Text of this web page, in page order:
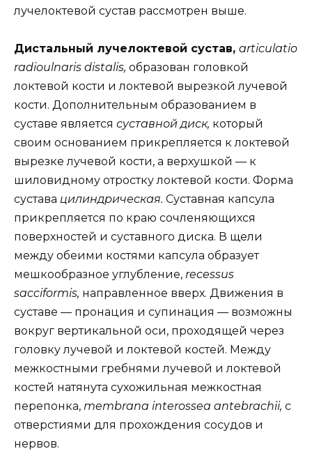
лучелоктевой сустав рассмотрен выше.
Дистальный лучелоктевой сустав, articulatio
radioulnaris distalis, образован головкой
локтевой кости и локтевой вырезкой лучевой
кости. Дополнительным образованием в
суставе является суставной диск, который
своим основанием прикрепляется к локтевой
вырезке лучевой кости, а верхушкой — к
шиловидному отростку локтевой кости. Форма
сустава цилиндрическая. Суставная капсула
прикрепляется по краю сочленяющихся
поверхностей и суставного диска. В щели
между обеими костями капсула образует
мешкообразное углубление, recessus
sacciformis, направленное вверх. Движения в
суставе — пронация и супинация — возможны
вокруг вертикальной оси, проходящей через
головку лучевой и локтевой костей. Между
межкостными гребнями лучевой и локтевой
костей натянута сухожильная межкостная
перепонка, membrana interossea antebrachii, с
отверстиями для прохождения сосудов и
нервов.